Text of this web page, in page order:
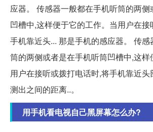
应器。 传感器一般都在手机听筒的两
凹槽中,这样便于它的工作。当用户在
手机靠近头... 那是手机的感应器。 传
筒的两侧或者是在手机听筒凹槽中,这样
用户在接听或拨打电话时,将手机靠近
测出之间的距离..。
用手机看电视自己黑屏幕怎么办?